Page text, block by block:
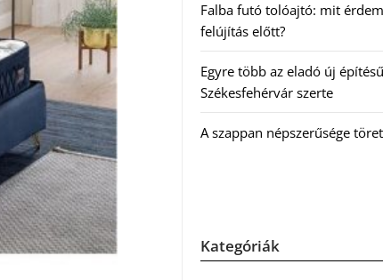
Falba futó tolóajtó: mit
felújítás előtt?
Egyre több az eladó új
Székesfehérvár szerte
A szappan népszerűsége
Kategóriák